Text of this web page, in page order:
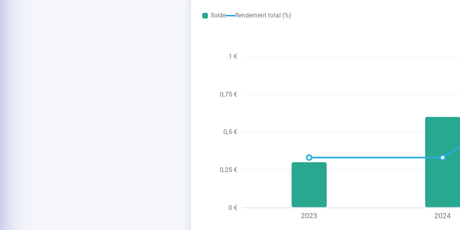
Solde Rendement total (%)
0 €
0,25 €
0,5 €
0,75 €
1 €
2023 2024